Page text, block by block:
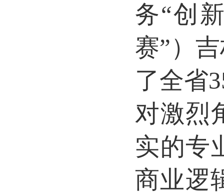
务“创
赛”）
了全省
对激烈
实的专
商业逻